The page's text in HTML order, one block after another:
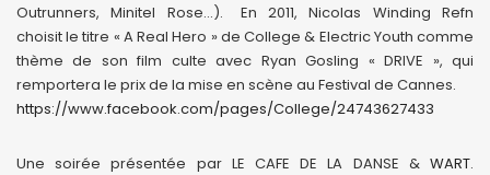
Outrunners, Minitel Rose…). En 2011, Nicolas Winding Refn
choisit le titre « A Real Hero » de College & Electric Youth comme
thème de son film culte avec Ryan Gosling « DRIVE », qui
remportera le prix de la mise en scène au Festival de Cannes.
https://www.facebook.com/pages/College/24743627433
Une soirée présentée par LE CAFE DE LA DANSE & WART.